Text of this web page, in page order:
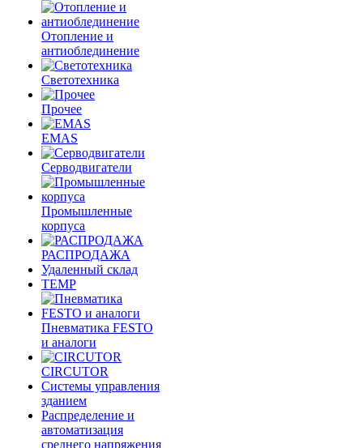
Отопление и
антиоблединение
Светотехника
Прочее
EMAS
Cерводвигатели
Промышленные
корпуса
РАСПРОДАЖА
Удаленный склад
TEMP
Пневматика FESTO
и аналоги
CIRCUTOR
Системы управления
зданием
Распределение и
автоматизация
среднего напряжения